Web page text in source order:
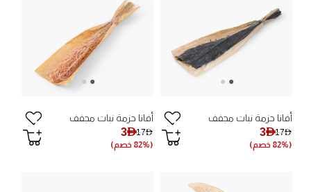
أفانا حزمة نبات مجفف
3AED17AED
(82% خصم)
أفانا حزمة نبات مجفف
3AED17AED
(82% خصم)